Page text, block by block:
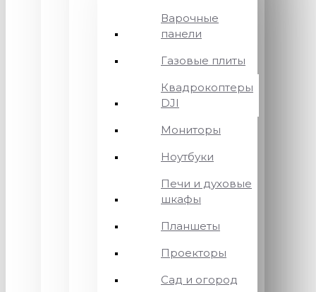
Варочные
панели
Газовые плиты
Квадрокоптеры
DJI
Мониторы
Ноутбуки
Печи и духовые
шкафы
Планшеты
Проекторы
Сад и огород